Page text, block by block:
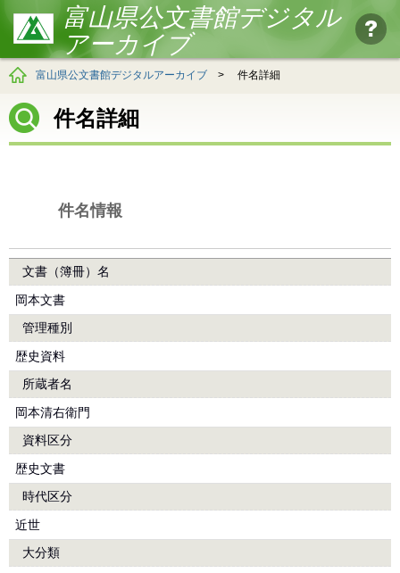
富山県公文書館デジタル
アーカイブ
富山県公文書館デジタルアーカイブ > 件名詳細
件名詳細
件名情報
文書（簿冊）名
岡本文書
管理種別
歴史資料
所蔵者名
岡本清右衛門
資料区分
歴史文書
時代区分
近世
大分類